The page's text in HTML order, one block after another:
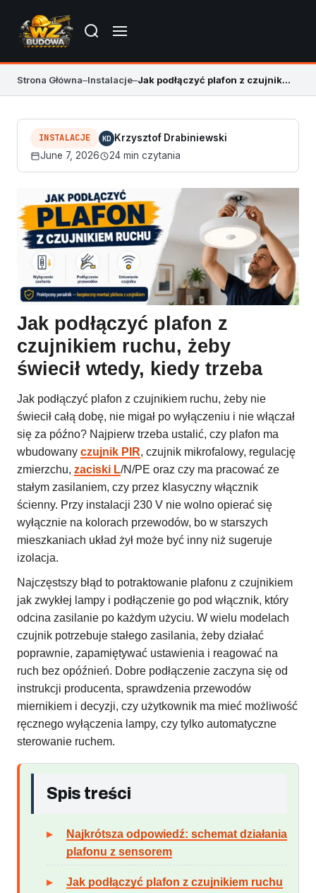
Strona Główna–Instalacje– Jak podłączyć plafon z czujnikiem ruchu bez błędów
INSTALACJE KD Krzysztof Drabiniewski
June 7, 2026
24 min czytania
Jak podłączyć plafon z
czujnikiem ruchu, żeby
świecił wtedy, kiedy trzeba
Jak podłączyć plafon z czujnikiem ruchu, żeby nie
świecił całą dobę, nie migał po wyłączeniu i nie włączał
się za późno? Najpierw trzeba ustalić, czy plafon ma
wbudowany czujnik PIR, czujnik mikrofalowy, regulację
zmierzchu, zaciski L/N/PE oraz czy ma pracować ze
stałym zasilaniem, czy przez klasyczny włącznik
ścienny. Przy instalacji 230 V nie wolno opierać się
wyłącznie na kolorach przewodów, bo w starszych
mieszkaniach układ żył może być inny niż sugeruje
izolacja.
Najczęstszy błąd to potraktowanie plafonu z czujnikiem
jak zwykłej lampy i podłączenie go pod włącznik, który
odcina zasilanie po każdym użyciu. W wielu modelach
czujnik potrzebuje stałego zasilania, żeby działać
poprawnie, zapamiętywać ustawienia i reagować na
ruch bez opóźnień. Dobre podłączenie zaczyna się od
instrukcji producenta, sprawdzenia przewodów
miernikiem i decyzji, czy użytkownik ma mieć możliwość
ręcznego wyłączenia lampy, czy tylko automatyczne
sterowanie ruchem.
Spis treści
Najkrótsza odpowiedź: schemat działania
plafonu z sensorem
Jak podłączyć plafon z czujnikiem ruchu